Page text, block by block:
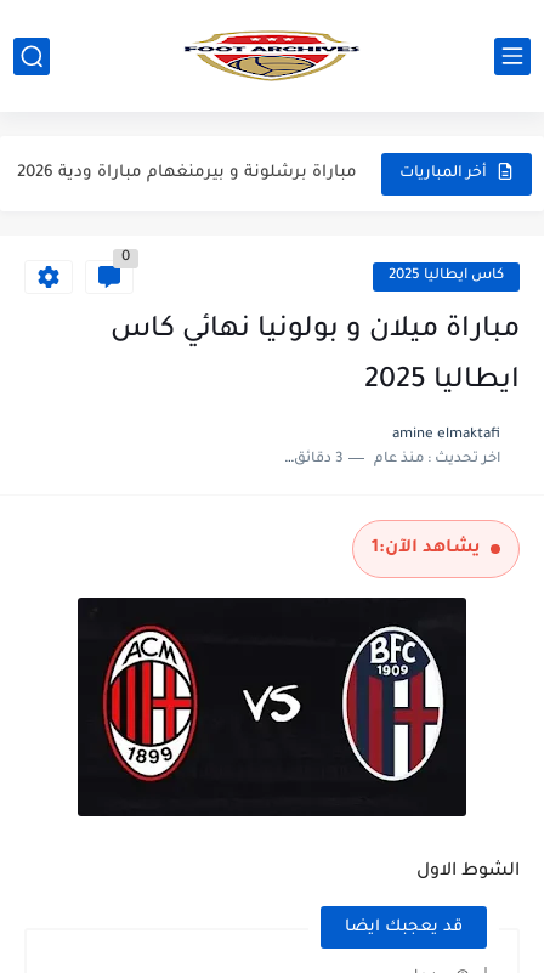
أخر المباريات
مباراة ارسنال و جيرونا مباراة ودية 2026
مباراة ريال مدريد و فيورنتينا مباراة ودية 2026
مباراة برشلونة و بيرمنغهام مباراة ودية 2026
مباراة سيلتيك و ميلان مباراة ودية 2026 كاس ايطاليا 2025
0
مباراة ميلان و بولونيا نهائي كاس
ايطاليا 2025
amine elmaktafi
اخر تحديث :منذ عام 3 دقائق للقراءة
يشاهد الآن:1
الشوط الاول
قد يعجبك ايضا